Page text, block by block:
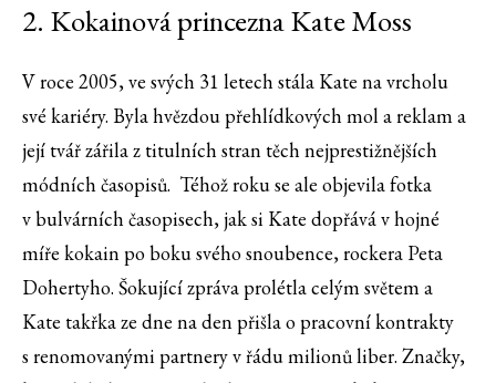
2. Kokainová princezna Kate Moss
V roce 2005, ve svých 31 letech stála Kate na vrcholu
své kariéry. Byla hvězdou přehlídkových mol a reklam a
její tvář zářila z titulních stran těch nejprestižnějších
módních časopisů. Téhož roku se ale objevila fotka
v bulvárních časopisech, jak si Kate dopřává v hojné
míře kokain po boku svého snoubence, rockera Peta
Dohertyho. Šokující zpráva prolétla celým světem a
Kate takřka ze dne na den přišla o pracovní kontrakty
s renomovanými partnery v řádu milionů liber. Značky,